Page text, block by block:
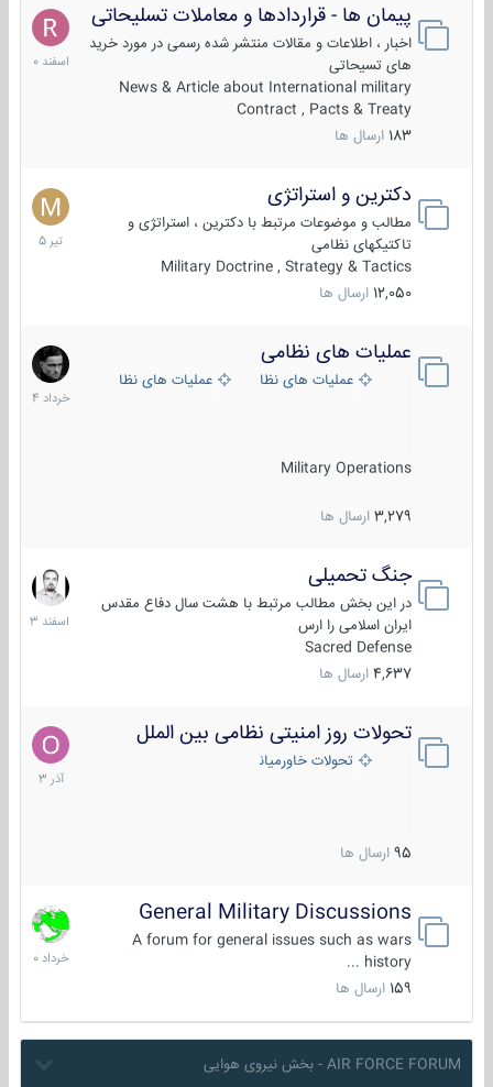
پیمان ها - قراردادها و معاملات تسلیحاتی
اخبار ، اطلاعات و مقالات منتشر شده رسمی در مورد خرید
های تسیحاتی
News & Article about International military
Contract , Pacts & Treaty
183 ارسال ها
7
اسفند
1400
دکترین و استراتژی
مطالب و موضوعات مرتبط با دکترین ، استراتژی و
تاکتیکهای نظامی
Military Doctrine , Strategy & Tactics
12,050 ارسال ها
27
تیر
1405
عملیات های نظامی
عملیات های نظامی ایرانعملیات های نظامی خارجی
Military Operations
3,279 ارسال ها
5
خرداد
1404
جنگ تحمیلی
در این بخش مطالب مرتبط با هشت سال دفاع مقدس
ایران اسلامی را ارس
Sacred Defense
4,637 ارسال ها
20
اسفند
1403
تحولات روز امنیتی نظامی بین الملل
تحولات خاورمیانه
95 ارسال ها
21
آذر
1403
General Military Discussions
A forum for general issues such as wars
history ...
159 ارسال ها
10
خرداد
1400
AIR FORCE FORUM - بخش نیروی هوایی